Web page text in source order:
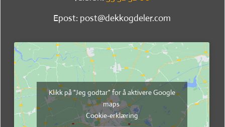
Epost: post@dekkogdeler.com
Klikk på "Jeg godtar" for å aktivere Google
maps
Cookie-erklæring